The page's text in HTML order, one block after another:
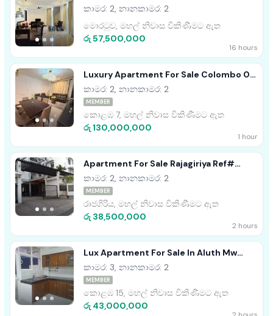
For Sale In Nilaveli
කාමර: 2, නානකාමර: 2
මොරටුව, මහල් නිවාස විකිණීමට ඇත
රු 57,500,000
16 hours
Luxury Apartment For Sale Colombo 07
Ref# A1759
කාමර: 2, නානකාමර: 2
MEMBER
කොළඹ 7, මහල් නිවාස විකිණීමට ඇත
රු 130,000,000
1 hour
Apartment For Sale Rajagiriya Ref#
A1758
කාමර: 2, නානකාමර: 2
MEMBER
රාජගිරිය, මහල් නිවාස විකිණීමට ඇත
රු 38,500,000
2 hours
Lux Apartment For Sale In Aluth Mw
Kotahena
කාමර: 3, නානකාමර: 2
MEMBER
කොළඹ 15, මහල් නිවාස විකිණීමට ඇත
රු 43,000,000